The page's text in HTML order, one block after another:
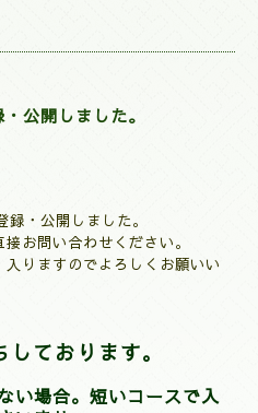
公開しました。
録・公開しました。
お問い合わせください。
りますのでよろしくお願いい
ております。
い場合。短いコースで入